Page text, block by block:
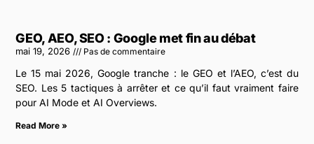
GEO, AEO, SEO : Google met fin au débat
mai 19, 2026 Pas de commentaire
Le 15 mai 2026, Google tranche : le GEO et l’AEO, c’est du
SEO. Les 5 tactiques à arrêter et ce qu’il faut vraiment faire
pour AI Mode et AI Overviews.
Read More »